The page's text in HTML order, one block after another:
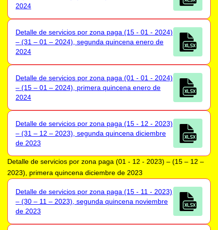
2024
Detalle de servicios por zona paga (15 - 01 - 2024)
– (31 – 01 – 2024), segunda quincena enero de
2024
Detalle de servicios por zona paga (01 - 01 - 2024)
– (15 – 01 – 2024), primera quincena enero de
2024
Detalle de servicios por zona paga (15 - 12 - 2023)
– (31 – 12 – 2023), segunda quincena diciembre
de 2023
Detalle de servicios por zona paga (01 - 12 - 2023) – (15 – 12 –
2023), primera quincena diciembre de 2023
Detalle de servicios por zona paga (15 - 11 - 2023)
– (30 – 11 – 2023), segunda quincena noviembre
de 2023